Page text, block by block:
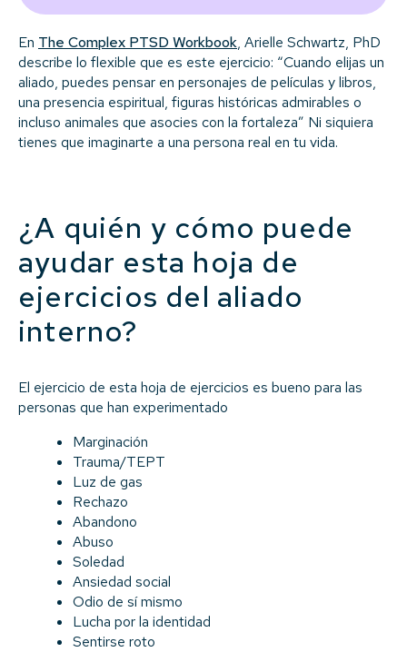
En The Complex PTSD Workbook, Arielle Schwartz, PhD
describe lo flexible que es este ejercicio: “Cuando elijas un
aliado, puedes pensar en personajes de películas y libros,
una presencia espiritual, figuras históricas admirables o
incluso animales que asocies con la fortaleza” Ni siquiera
tienes que imaginarte a una persona real en tu vida.
¿A quién y cómo puede
ayudar esta hoja de
ejercicios del aliado
interno?
El ejercicio de esta hoja de ejercicios es bueno para las
personas que han experimentado
Marginación
Trauma/TEPT
Luz de gas
Rechazo
Abandono
Abuso
Soledad
Ansiedad social
Odio de sí mismo
Lucha por la identidad
Sentirse roto